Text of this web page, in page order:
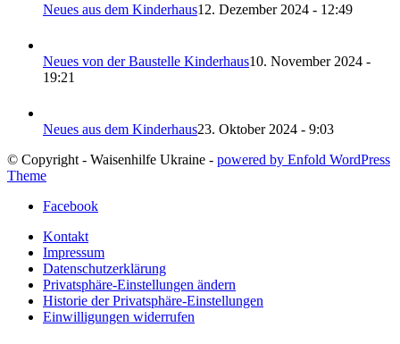
Neues aus dem Kinderhaus12. Dezember 2024 - 12:49
Neues von der Baustelle Kinderhaus10. November 2024 -
19:21
Neues aus dem Kinderhaus23. Oktober 2024 - 9:03
© Copyright - Waisenhilfe Ukraine - powered by Enfold WordPress
Theme
Facebook
Kontakt
Impressum
Datenschutzerklärung
Privatsphäre-Einstellungen ändern
Historie der Privatsphäre-Einstellungen
Einwilligungen widerrufen